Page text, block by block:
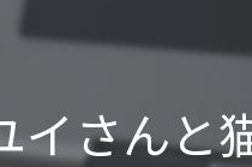
送達
イさんと